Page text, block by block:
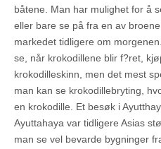
båtene. Man har mulighet for å
eller bare se på fra en av
markedet tidligere om
se, når krokodillene blir f?ret,
krokodilleskinn, men det mest
man kan se krokodillebryting,
en krokodille. Et besøk i
Ayuttahaya var tidligere Asias
man se vel bevarde bygninger